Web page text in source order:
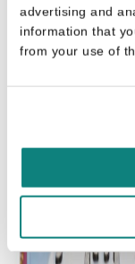
advertising and
information that
from your use of